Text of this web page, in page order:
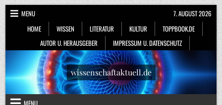
Skip
to
content
MENU
HOME
WISSEN LITERATUR KULTUR
TOPPBOOK.DE
AUTOR U. HERAUSGEBER
IMPRESSUM U. DATENSCHUTZ
7. AUGUST 2026
wissenschaftaktuell.de